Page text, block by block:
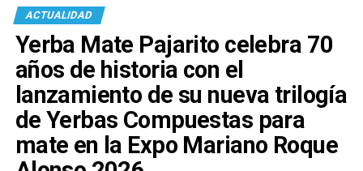
ACTUALIDAD
Yerba Mate Pajarito celebra 70
años de historia con el
lanzamiento de su nueva trilogía
de Yerbas Compuestas para
mate en la Expo Mariano Roque